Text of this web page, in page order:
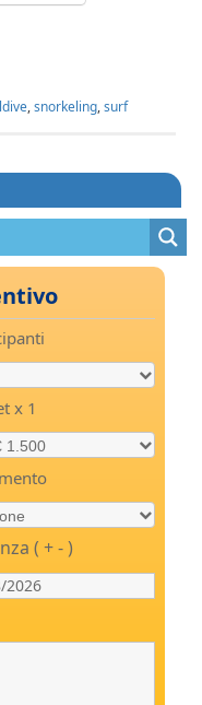
,snorkeling,surf
x 1
( + - )